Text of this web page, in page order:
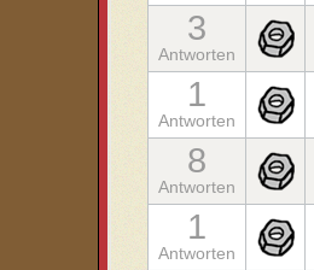
3
Antworten
1
Antworten
8
Antworten
1
Antworten